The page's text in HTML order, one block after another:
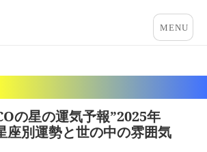
の星の運気予報”2025年
座別運勢と世の中の雰囲気